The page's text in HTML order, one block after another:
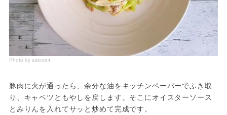
Photo by sakura4
豚肉に火が通ったら、余分な油をキッチンペーパーでふき取
り、キャベツともやしを戻します。そこにオイスターソース
とみりんを入れてサッと炒めて完成です。